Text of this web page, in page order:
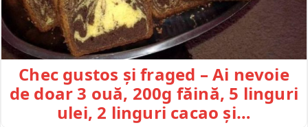
Chec gustos și fraged – Ai nevoie
de doar 3 ouă, 200g făină, 5 linguri
ulei, 2 linguri cacao și…